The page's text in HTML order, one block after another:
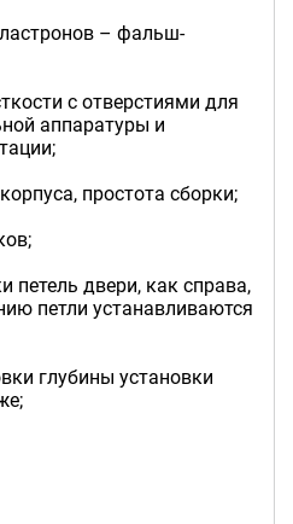
– фальш-
с отверстиями для
аппаратуры и
простота сборки;
петель двери, как справа,
петли устанавливаются
глубины установки